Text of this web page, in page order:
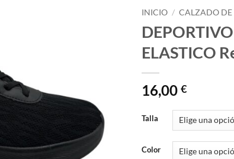
INICIO / CALZADO DE
ELASTICO
16,00 €
Talla
Color